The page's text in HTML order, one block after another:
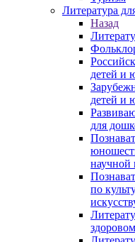
Литература
Назад
детей и
детей и
для
научной
по